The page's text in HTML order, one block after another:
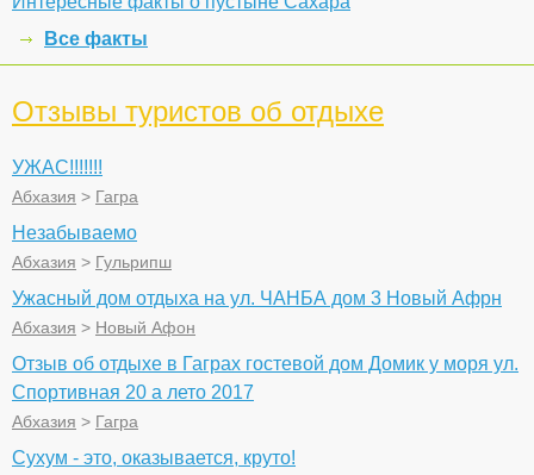
Все факты
Отзывы туристов об отдыхе
УЖАС!!!!!!!
Абхазия > Гагра
Незабываемо
Абхазия > Гульрипш
Ужасный дом отдыха на ул. ЧАНБА дом 3 Новый Афрн
Абхазия > Новый Афон
Отзыв об отдыхе в Гаграх гостевой дом Домик у моря ул.
Спортивная 20 а лето 2017
Абхазия > Гагра
Сухум - это, оказывается, круто!